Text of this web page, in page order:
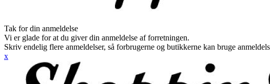
Tak for din anmeldelse
Vi er glade for at du giver din anmeldelse af forretningen.
Skriv endelig flere anmeldelser, så forbrugerne og butikkerne kan bruge
x